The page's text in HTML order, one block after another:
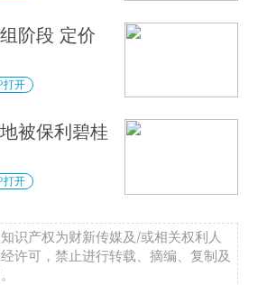
阶段 定价
打开
被保利碧桂
打开
识产权为财新传媒及/或相关权利人
许可，禁止进行转载、摘编、复制及